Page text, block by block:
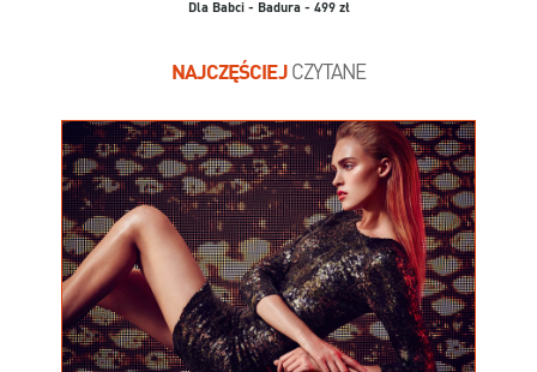
Dla Babci - Badura - 499 zł
NAJCZĘŚCIEJCZYTANE